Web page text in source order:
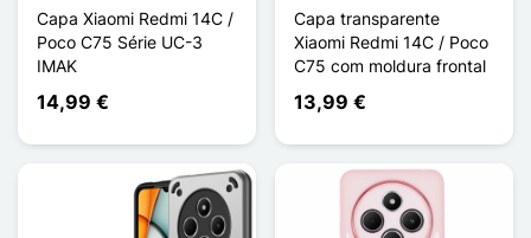
Capa Xiaomi Redmi 14C /
Poco C75 Série UC-3
IMAK
14,99 €
Capa transparente
Xiaomi Redmi 14C / Poco
C75 com moldura frontal
13,99 €